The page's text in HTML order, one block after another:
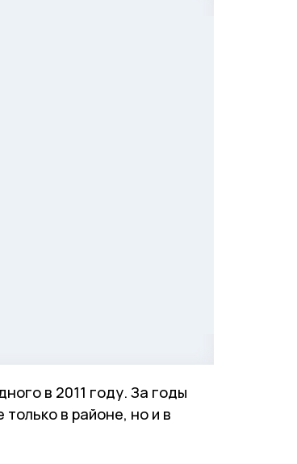
в 2011 году. За годы
в районе, но и в